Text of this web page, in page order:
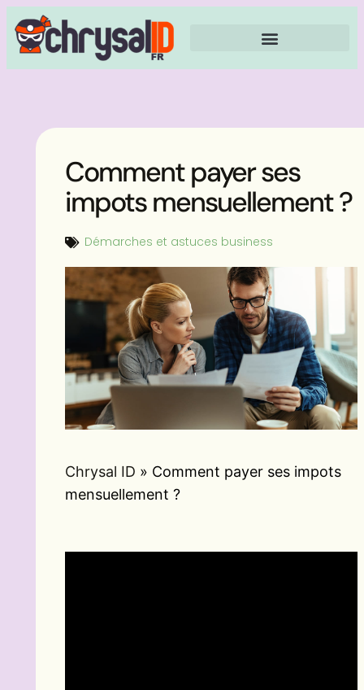
Comment payer ses
impots mensuellement ?
Démarches et astuces business
Chrysal ID » Comment payer ses impots
mensuellement ?